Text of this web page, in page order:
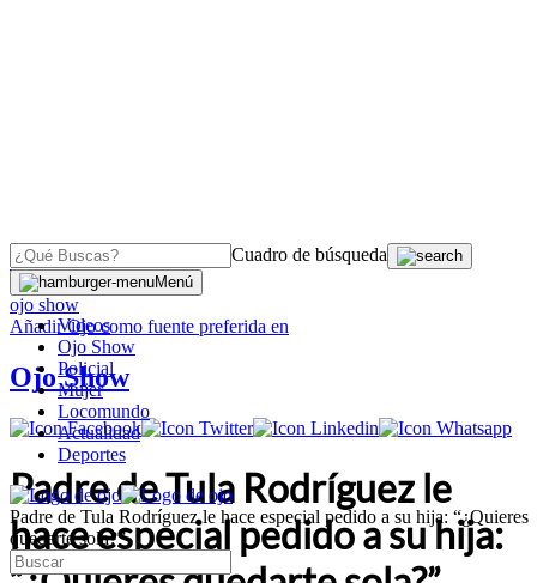
Cuadro de búsqueda
Menú
Videos
Ojo Show
Policial
Mujer
Locomundo
Actualidad
Deportes
Padre de Tula Rodríguez le hace especial pedido a su hija: “¿Quieres
quedarte sola?”
OJO
ojo show
AñadirOjocomo fuente preferida en
Ojo Show
Padre de Tula Rodríguez le
hace especial pedido a su hija: